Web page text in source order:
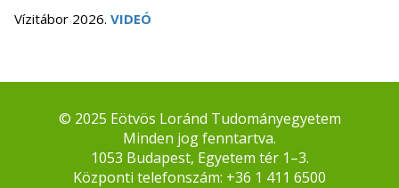
Vízitábor 2026. VIDEÓ
© 2025 Eötvös Loránd Tudományegyetem
Minden jog fenntartva.
1053 Budapest, Egyetem tér 1–3.
Központi telefonszám: +36 1 411 6500